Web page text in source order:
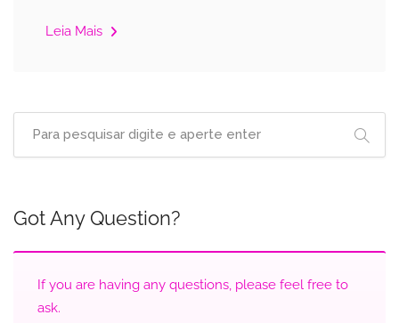
Leia Mais
Got Any Question?
If you are having any questions, please feel free to
ask.